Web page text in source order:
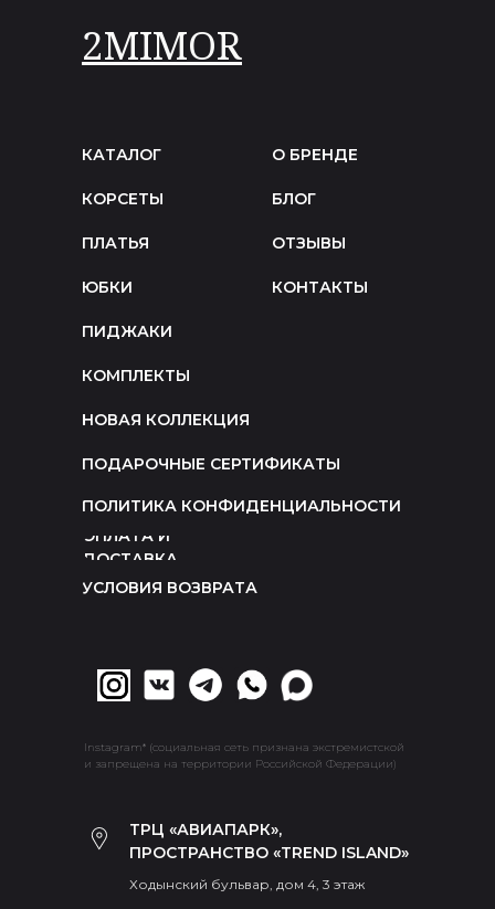
ПОЛИТИКА КОНФИДЕНЦИАЛЬНОСТИ
ОПЛАТА И
ДОСТАВКА
УСЛОВИЯ ВОЗВРАТА
КАТАЛОГ
КОРСЕТЫ
ПЛАТЬЯ
ЮБКИ
ПИДЖАКИ
КОМПЛЕКТЫ
НОВАЯ КОЛЛЕКЦИЯ
ПОДАРОЧНЫЕ СЕРТИФИКАТЫ
О БРЕНДЕ
БЛОГ
ОТЗЫВЫ
КОНТАКТЫ
2MIMOR
Ходынский бульвар, дом 4, 3 этаж
ТРЦ «АВИАПАРК»,
ПРОСТРАНСТВО «TREND ISLAND»
Instagram* (социальная сеть признана экстремистской
и запрещена на территории Российской Федерации)